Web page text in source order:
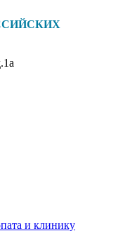
и клинику